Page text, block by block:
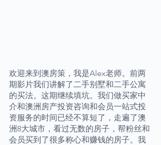
欢迎来到澳房策，我是Alex老师。前两
期影片我们讲解了二手别墅和二手公寓
的买法。这期继续填坑。我们做买家中
介和澳洲房产投资咨询和会员一站式投
资服务的时间已经不算短了，走遍了澳
洲8大城市，看过无数的房子，帮粉丝和
会员买到了很多称心和赚钱的房子。我